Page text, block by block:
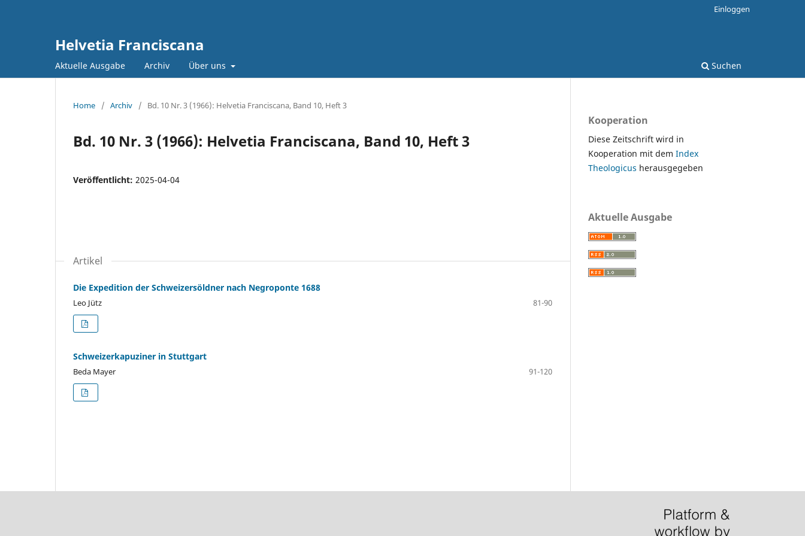
Helvetia Franciscana
Aktuelle Ausgabe Archiv Über uns Suchen
Einloggen
Home / Archiv / Bd. 10 Nr. 3 (1966): Helvetia Franciscana, Band 10, Heft 3
Bd. 10 Nr. 3 (1966): Helvetia Franciscana, Band 10, Heft 3
Veröffentlicht: 2025-04-04
Artikel
Die Expedition der Schweizersöldner nach Negroponte 1688
Leo Jütz 81-90
Schweizerkapuziner in Stuttgart
Beda Mayer 91-120
Kooperation
Diese Zeitschrift wird in
Kooperation mit dem Index
Theologicus herausgegeben
Aktuelle Ausgabe